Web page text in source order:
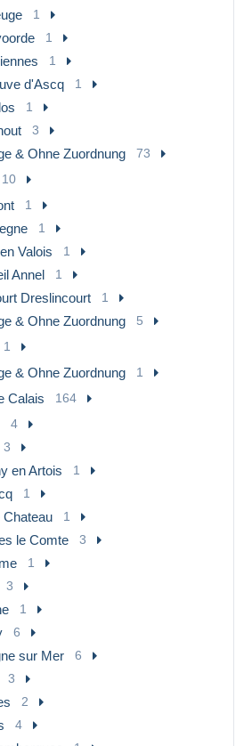
1
1
1
d'Ascq 1
1
3
& Ohne Zuordnung 73
10
1
1
Valois 1
Annel 1
Dreslincourt 1
& Ohne Zuordnung 5
1
& Ohne Zuordnung 1
Calais 164
4
3
en Artois 1
1
Chateau 1
le Comte 3
1
3
1
6
sur Mer 6
3
2
4